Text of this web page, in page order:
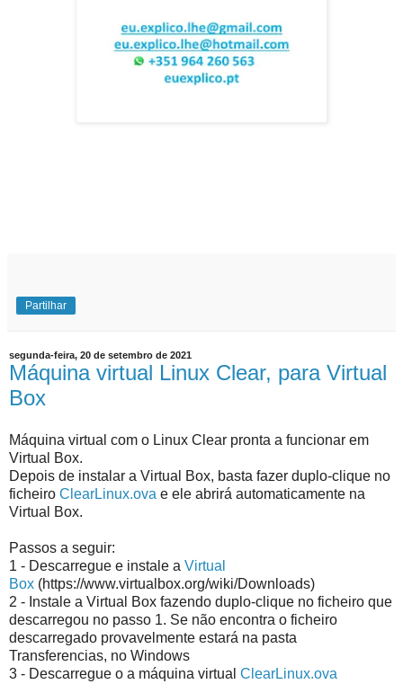
Partilhar
segunda-feira, 20 de setembro de 2021
Máquina virtual Linux Clear, para Virtual
Box
Máquina virtual com o Linux Clear pronta a funcionar em
Virtual Box.
Depois de instalar a Virtual Box, basta fazer duplo-clique no
ficheiro ClearLinux.ova e ele abrirá automaticamente na
Virtual Box.
Passos a seguir:
1 - Descarregue e instale a Virtual
Box (https://www.virtualbox.org/wiki/Downloads)
2 - Instale a Virtual Box fazendo duplo-clique no ficheiro que
descarregou no passo 1. Se não encontra o ficheiro
descarregado provavelmente estará na pasta
Transferencias, no Windows
3 - Descarregue o a máquina virtual ClearLinux.ova